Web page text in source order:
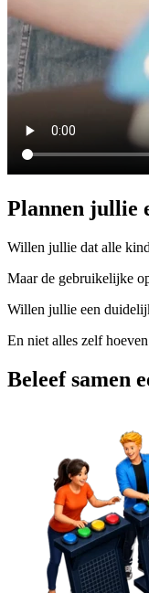
Plannen jullie
Willen jullie dat alle
Maar de gebruikelijke
Willen jullie een
En niet alles zelf
Beleef samen